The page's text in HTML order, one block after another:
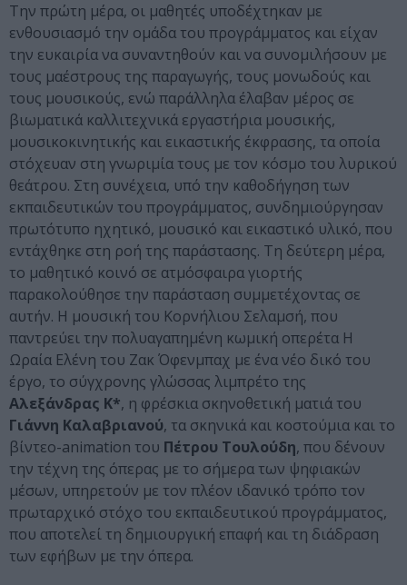
Την πρώτη μέρα, οι μαθητές υποδέχτηκαν με
ενθουσιασμό την ομάδα του προγράμματος και είχαν
την ευκαιρία να συναντηθούν και να συνομιλήσουν με
τους μαέστρους της παραγωγής, τους μονωδούς και
τους μουσικούς, ενώ παράλληλα έλαβαν μέρος σε
βιωματικά καλλιτεχνικά εργαστήρια μουσικής,
μουσικοκινητικής και εικαστικής έκφρασης, τα οποία
στόχευαν στη γνωριμία τους με τον κόσμο του λυρικού
θεάτρου. Στη συνέχεια, υπό την καθοδήγηση των
εκπαιδευτικών του προγράμματος, συνδημιούργησαν
πρωτότυπο ηχητικό, μουσικό και εικαστικό υλικό, που
εντάχθηκε στη ροή της παράστασης. Τη δεύτερη μέρα,
το μαθητικό κοινό σε ατμόσφαιρα γιορτής
παρακολούθησε την παράσταση συμμετέχοντας σε
αυτήν. Η μουσική του Κορνήλιου Σελαμσή, που
παντρεύει την πολυαγαπημένη κωμική οπερέτα Η
Ωραία Ελένη του Ζακ Όφενμπαχ με ένα νέο δικό του
έργο, το σύγχρονης γλώσσας λιμπρέτο της
Αλεξάνδρας Κ*, η φρέσκια σκηνοθετική ματιά του
Γιάννη Καλαβριανού, τα σκηνικά και κοστούμια και το
βίντεο-animation του Πέτρου Τουλούδη, που δένουν
την τέχνη της όπερας με το σήμερα των ψηφιακών
μέσων, υπηρετούν με τον πλέον ιδανικό τρόπο τον
πρωταρχικό στόχο του εκπαιδευτικού προγράμματος,
που αποτελεί τη δημιουργική επαφή και τη διάδραση
των εφήβων με την όπερα.